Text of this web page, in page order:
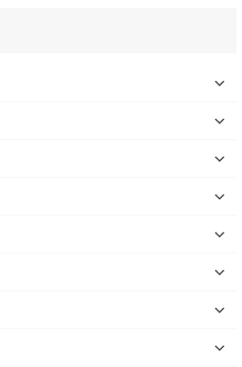
nghị 5VDC)